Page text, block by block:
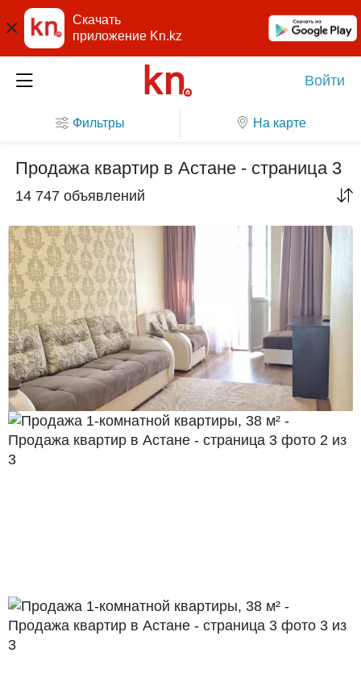
Скачать
приложение Kn.kz
Войти
Фильтры На карте
Продажа квартир в Астане - страница 3
14 747 объявлений